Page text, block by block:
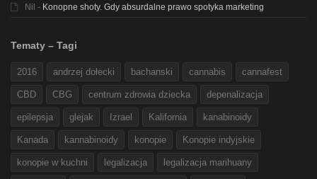
Nil - Konopne shoty. Gdy absurdalne prawo spotyka marketing
Tematy – Tagi
2016 andrzej dołecki bachanski cannabis cannafest
CBD CBG centrum zdrowia dziecka depenalizacja
epilepsja glejak Izrael Kalifornia kanabinoidy
Kanada kannabinoidy konopie Konopie indyjskie
konopie w kuchni legalizacja legalizacja marihuany